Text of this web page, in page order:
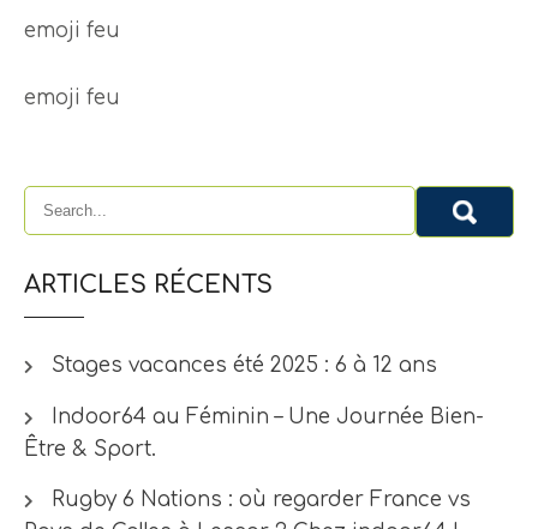
emoji feu
emoji feu
ARTICLES RÉCENTS
Stages vacances été 2025 : 6 à 12 ans
Indoor64 au Féminin – Une Journée Bien-
Être & Sport.
Rugby 6 Nations : où regarder France vs